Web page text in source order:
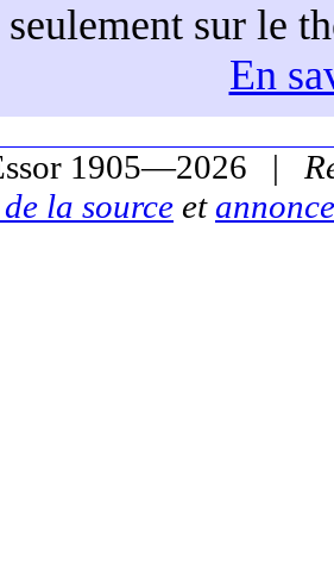
seulement sur le
En
1905—2026 |
la source et